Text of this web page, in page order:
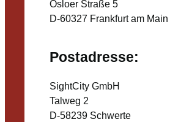
Osloer Straße 5
D-60327 Frankfurt am Main
Postadresse:
SightCity GmbH
Talweg 2
D-58239 Schwerte